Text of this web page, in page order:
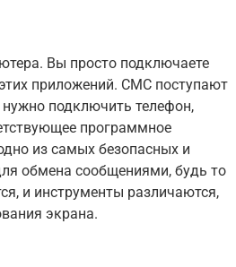
Вы просто подключаете
приложений. СМС поступают
подключить телефон,
программное
из самых безопасных и
обмена сообщениями, будь то
и инструменты различаются,
экрана.